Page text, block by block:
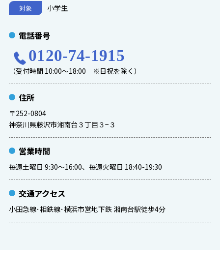
対象 小学生
電話番号
0120-74-1915
（受付時間 10:00～18:00 ※日祝を除く）
住所
〒252-0804
神奈川県藤沢市湘南台３丁目３−３
営業時間
毎週土曜日 9:30～16:00、毎週火曜日 18:40-19:30
交通アクセス
小田急線･相鉄線･横浜市営地下鉄 湘南台駅徒歩4分